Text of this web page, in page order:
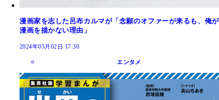
漫画家を志した呂布カルマが「念願のオファーが来るも、俺が
漫画を描かない理由」
2024年05月02日 17:30
エンタメ